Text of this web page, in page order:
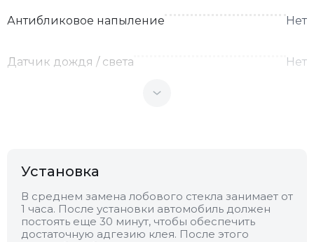
Антибликовое напыление Нет
Датчик дождя / света Нет
Обогрев
Установка
В среднем замена лобового стекла занимает от
1 часа. После установки автомобиль должен
постоять еще 30 минут, чтобы обеспечить
достаточную адгезию клея. После этого